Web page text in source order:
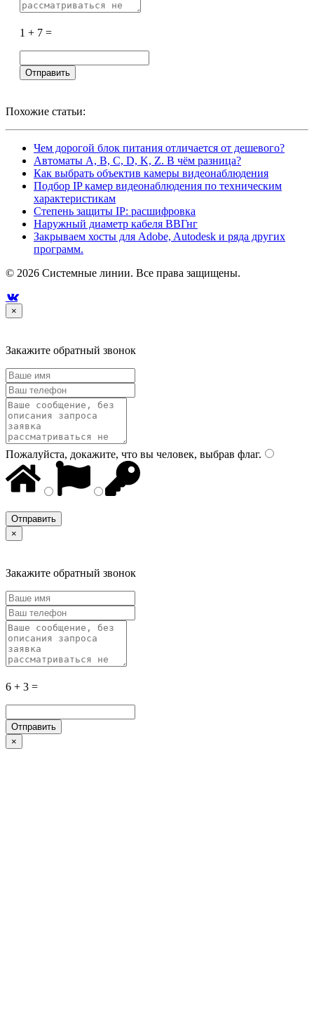
1 + 7 =
Похожие статьи:
Чем дорогой блок питания отличается от дешевого?
Автоматы A, B, C, D, K, Z. В чём разница?
Как выбрать объектив камеры видеонаблюдения
Подбор IP камер видеонаблюдения по техническим
характеристикам
Степень защиты IP: расшифровка
Наружный диаметр кабеля ВВГнг
Закрываем хосты для Adobe, Autodesk и ряда других
программ.
© 2026 Системные линии. Все права защищены.

×
Закажите обратный звонок
Пожалуйста, докажите, что вы человек, выбрав флаг.
×
Закажите обратный звонок
6 + 3 =
×